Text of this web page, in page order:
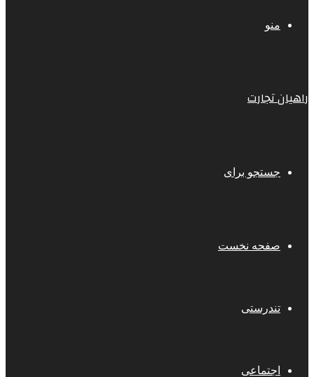
منو
راهیان تجارت
جستجو برای
صفحه نخست
تندرستی
اجتماعی